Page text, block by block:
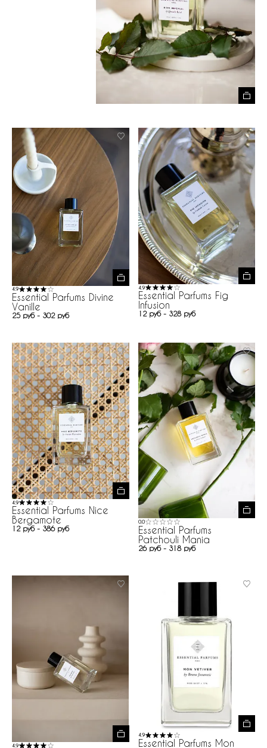
4.9
Essential Parfums Divine
Vanille
25 руб - 302 руб
4.9
Essential Parfums Fig
Infusion
12 руб - 328 руб
4.9
Essential Parfums Nice
Bergamote
12 руб - 386 руб
0.0
Essential Parfums
Patchouli Mania
26 руб - 318 руб
4.9
4.9
Essential Parfums Mon